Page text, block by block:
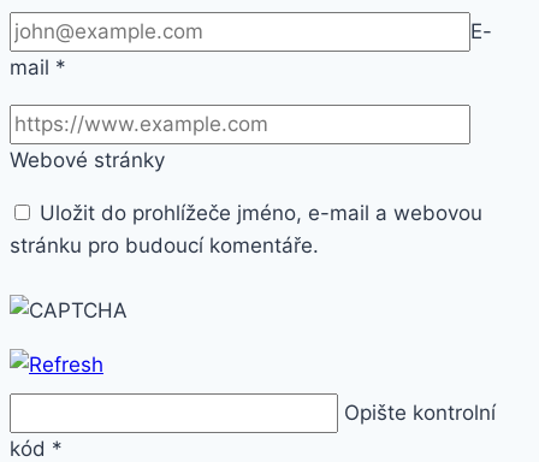
E-
mail *
Webové stránky
Uložit do prohlížeče jméno, e-mail a webovou
stránku pro budoucí komentáře.
Opište kontrolní
kód *